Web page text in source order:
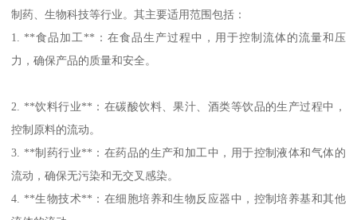
制药、生物科技等行业。其主要适用范围包括：
1. **食品加工**：在食品生产过程中，用于控制流体的流量和压
力，确保产品的质量和安全。
2. **饮料行业**：在碳酸饮料、果汁、酒类等饮品的生产过程中，
控制原料的流动。
3. **制药行业**：在药品的生产和加工中，用于控制液体和气体的
流动，确保无污染和无交叉感染。
4. **生物技术**：在细胞培养和生物反应器中，控制培养基和其他